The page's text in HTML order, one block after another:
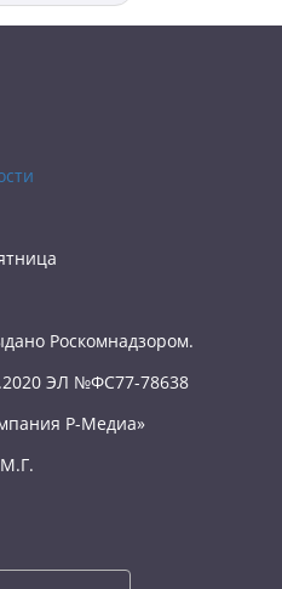
Роскомнадзором.
ЭЛ №ФС77-78638
Р-Медиа»